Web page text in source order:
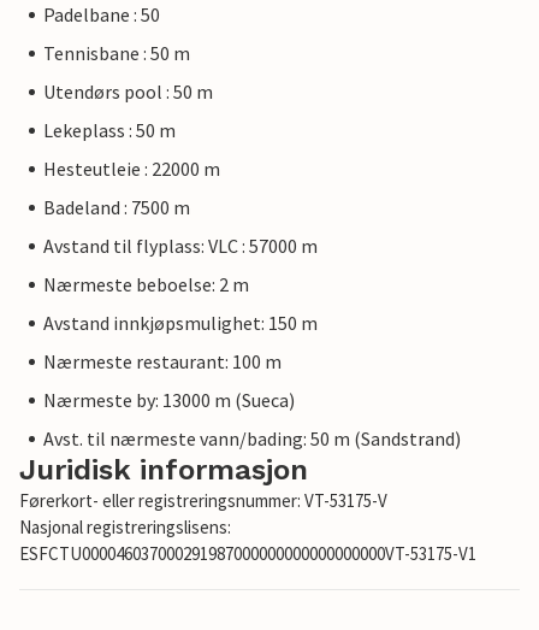
Padelbane : 50
Tennisbane : 50 m
Utendørs pool : 50 m
Lekeplass : 50 m
Hesteutleie : 22000 m
Badeland : 7500 m
Avstand til flyplass: VLC : 57000 m
Nærmeste beboelse: 2 m
Avstand innkjøpsmulighet: 150 m
Nærmeste restaurant: 100 m
Nærmeste by: 13000 m (Sueca)
Avst. til nærmeste vann/bading: 50 m (Sandstrand)
Juridisk informasjon
Førerkort- eller registreringsnummer: VT-53175-V
Nasjonal registreringslisens:
ESFCTU000046037000291987000000000000000000VT-53175-V1